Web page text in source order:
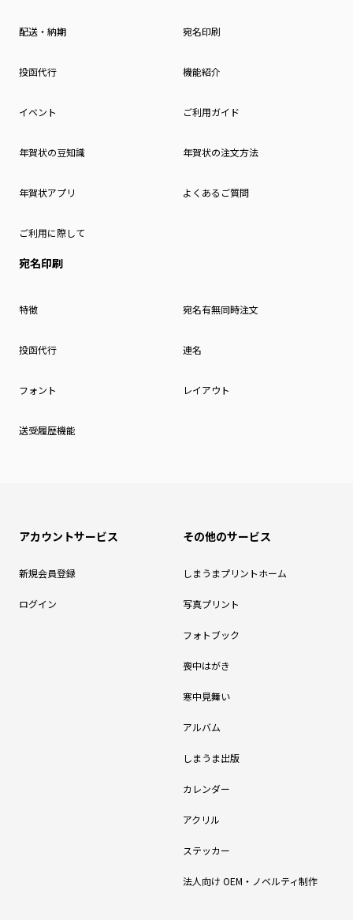
配送・納期 宛名印刷
投函代行 機能紹介
イベント ご利用ガイド
年賀状の豆知識 年賀状の注文方法
年賀状アプリ よくあるご質問
ご利用に際して
宛名印刷
特徴 宛名有無同時注文
投函代行 連名
フォント レイアウト
送受履歴機能
アカウントサービス
新規会員登録
ログイン
その他のサービス
しまうまプリントホーム
写真プリント
フォトブック
喪中はがき
寒中見舞い
アルバム
しまうま出版
カレンダー
アクリル
ステッカー
法人向け OEM・ノベルティ制作